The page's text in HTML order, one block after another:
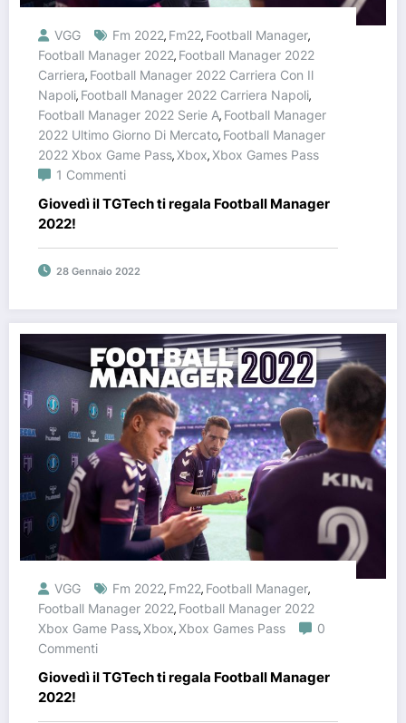
VGG Fm 2022, Fm22, Football Manager,
Football Manager 2022, Football Manager 2022
Carriera, Football Manager 2022 Carriera Con Il
Napoli, Football Manager 2022 Carriera Napoli,
Football Manager 2022 Serie A, Football Manager
2022 Ultimo Giorno Di Mercato, Football Manager
2022 Xbox Game Pass,Xbox,Xbox Games Pass
1 Commenti
Giovedì il TGTech ti regala Football Manager
2022!
28 Gennaio 2022
VGG Fm 2022, Fm22, Football Manager,
Football Manager 2022, Football Manager 2022
Xbox Game Pass,Xbox,Xbox Games Pass
0
Commenti
Giovedì il TGTech ti regala Football Manager
2022!